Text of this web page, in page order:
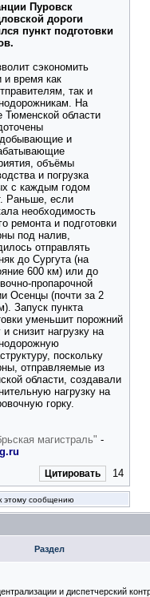
Пуровск
дороги
пункт подготовки
сэкономить
и время как
так и
На
Тюменской области
и
объёмы
и погрузка
с каждым годом
Раньше, если
необходимость
ремонта и подготовки
под налив,
отправлять
до Сургута (на
600 км) или до
пропарочной
Осенцы (почти за 2
Запуск пункта
уменьшит порожний
и снизит нагрузку на
поскольку
отправляемые из
области, создавали
нагрузку на
горку.
магистраль" -
Цитировать 14
этому сообщению
Раздел
и диспетчерский